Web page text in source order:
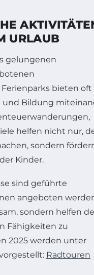
URLAUB
gelungenen
bieten oft
und Bildung
helfen nicht nur,
sondern
Kinder.
sind geführte
angeboten
sondern helfen
Fähigkeiten zu
2025 werden unter
Radtouren